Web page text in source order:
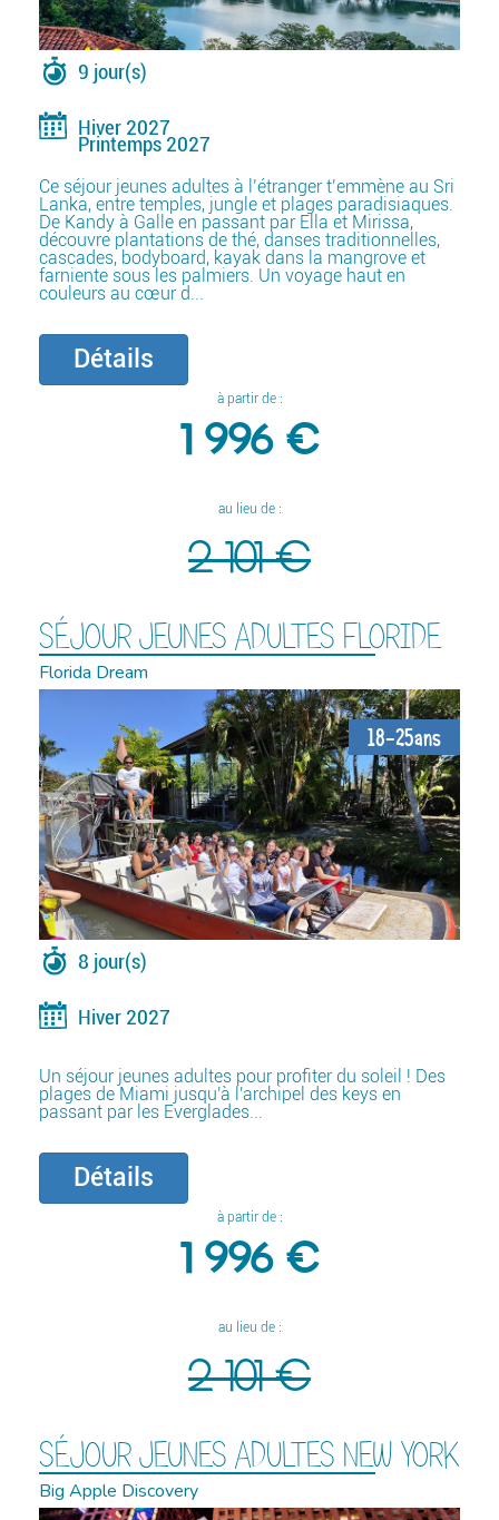
9 jour(s)
Hiver 2027
Printemps 2027
Ce séjour jeunes adultes à l’étranger t’emmène au Sri
Lanka, entre temples, jungle et plages paradisiaques.
De Kandy à Galle en passant par Ella et Mirissa,
découvre plantations de thé, danses traditionnelles,
cascades, bodyboard, kayak dans la mangrove et
farniente sous les palmiers. Un voyage haut en
couleurs au cœur d...
Détails
à partir de :
1 996 €
au lieu de :
2 101 €
SÉJOUR JEUNES ADULTES FLORIDE
Florida Dream
18-25ans
8 jour(s)
Hiver 2027
Un séjour jeunes adultes pour profiter du soleil ! Des
plages de Miami jusqu'à l'archipel des keys en
passant par les Everglades...
Détails
à partir de :
1 996 €
au lieu de :
2 101 €
SÉJOUR JEUNES ADULTES NEW YORK
Big Apple Discovery